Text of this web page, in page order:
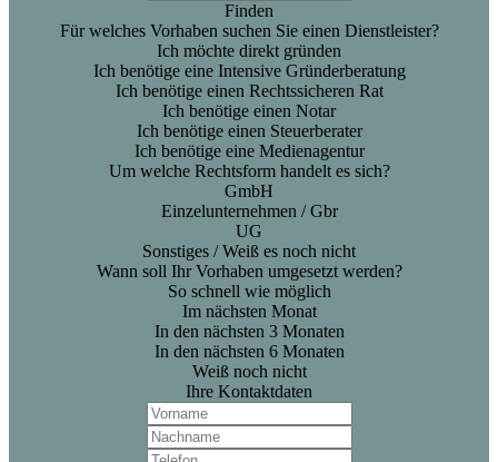
Finden
Für welches Vorhaben suchen Sie einen Dienstleister?
Ich möchte direkt gründen
Ich benötige eine Intensive Gründerberatung
Ich benötige einen Rechtssicheren Rat
Ich benötige einen Notar
Ich benötige einen Steuerberater
Ich benötige eine Medienagentur
Um welche Rechtsform handelt es sich?
GmbH
Einzelunternehmen / Gbr
UG
Sonstiges / Weiß es noch nicht
Wann soll Ihr Vorhaben umgesetzt werden?
So schnell wie möglich
Im nächsten Monat
In den nächsten 3 Monaten
In den nächsten 6 Monaten
Weiß noch nicht
Ihre Kontaktdaten